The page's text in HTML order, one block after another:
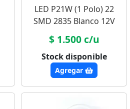
LED P21W (1 Polo) 22
SMD 2835 Blanco 12V
$ 1.500 c/u
Stock disponible
Agregar